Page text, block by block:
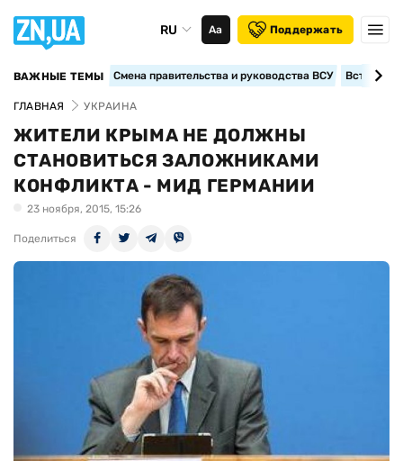
RU Аа Поддержать
ВАЖНЫЕ ТЕМЫ Смена правительства и руководства ВСУ
ГЛАВНАЯ УКРАИНА
ЖИТЕЛИ КРЫМА НЕ ДОЛЖНЫ
СТАНОВИТЬСЯ ЗАЛОЖНИКАМИ
КОНФЛИКТА - МИД ГЕРМАНИИ
23 ноября, 2015, 15:26
Поделиться